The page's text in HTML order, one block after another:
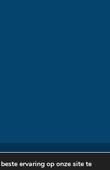
ervaring op onze site te